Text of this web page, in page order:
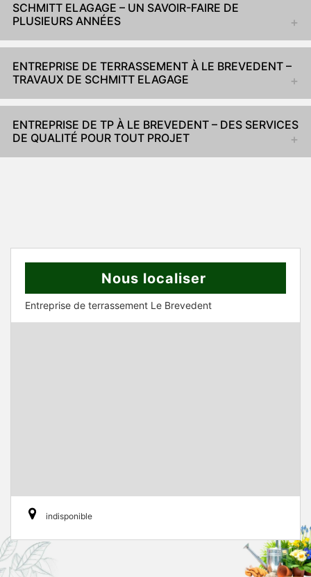
SCHMITT ELAGAGE – UN SAVOIR-FAIRE DE
PLUSIEURS ANNÉES
ENTREPRISE DE TERRASSEMENT À LE BREVEDENT –
TRAVAUX DE SCHMITT ELAGAGE
ENTREPRISE DE TP À LE BREVEDENT – DES SERVICES
DE QUALITÉ POUR TOUT PROJET
Nous localiser
Entreprise de terrassement Le Brevedent
indisponible